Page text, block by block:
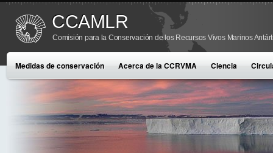
CCAMLR
Comisión para la Conservación de los Recursos Vivos Marinos
Medidas de conservación Acerca de la CCRVMA Ciencia